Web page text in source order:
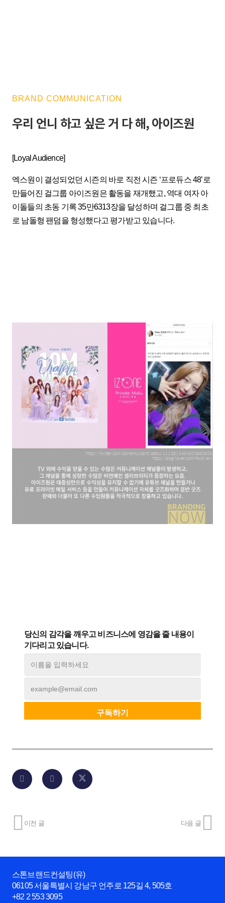
BRAND COMMUNICATION
우리 언니 하고 싶은 거 다 해, 아이즈원
[Loyal Audience]
엑스원이 결성되었던 시즌의 바로 직전 시즌 ‘프로듀스 48’로
만들어진 걸그룹 아이즈원은 활동을 재개했고, 역대 여자 아
이돌들의 초동 기록 35만6313장을 달성하며 걸그룹 중 최초
로 남돌형 팬덤을 형성했다고 평가받고 있습니다.
당신의 감각을 깨우고 비즈니스에 영감을 줄 내용이
기다리고 있습니다.
이전 글 다음 글
스톤브랜드컨설팅(유)
06105 서울특별시 강남구 언주로 125길 4, 505호
+82 2 553 3095